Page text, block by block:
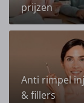
prijzen
Anti rimpel
& fillers